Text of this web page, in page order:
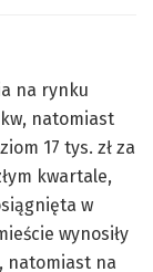
na rynku
natomiast
17 tys. zł za
kwartale,
w
wynosiły
natomiast na